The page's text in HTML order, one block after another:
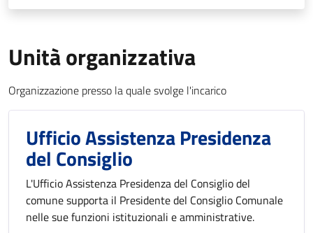
Unità organizzativa
Organizzazione presso la quale svolge l'incarico
Ufficio Assistenza Presidenza
del Consiglio
L'Ufficio Assistenza Presidenza del Consiglio del
comune supporta il Presidente del Consiglio Comunale
nelle sue funzioni istituzionali e amministrative.